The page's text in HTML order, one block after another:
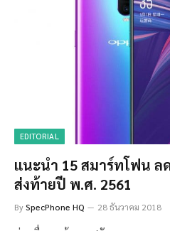
EDITORIAL
แนะนำ 15 สมาร์ทโฟน
ส่งท้ายปี พ.ศ. 2561
BySpecPhone HQ 28 ธันวาคม 2018